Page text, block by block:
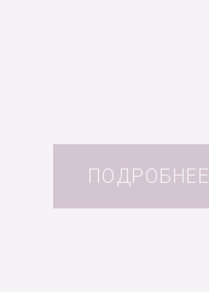
ПОДРОБНЕЕ